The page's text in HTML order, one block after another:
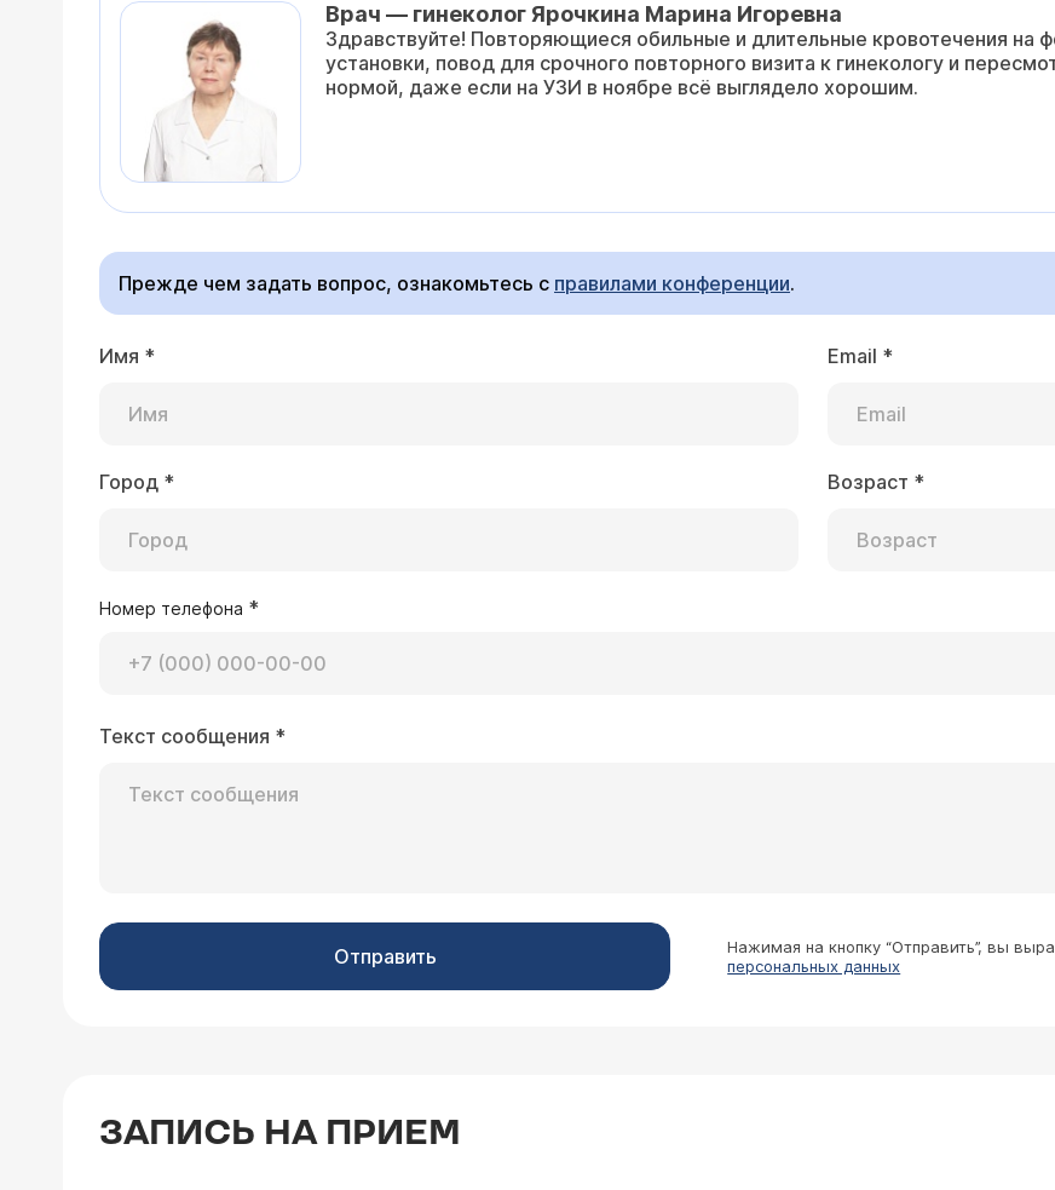
Врач — гинеколог Ярочкина Марина Игоревна
Здравствуйте! Повторяющиеся обильные и длительные кровотечения на
установки, повод для срочного повторного визита к гинекологу и
нормой, даже если на УЗИ в ноябре всё выглядело хорошим.
Прежде чем задать вопрос, ознакомьтесь с правилами конференции.
Имя * Email *
Город * Возраст *
Номер телефона *
Текст сообщения *
Отправить Нажимая на кнопку “Отправить”, вы
персональных данных
ЗАПИСЬ НА ПРИЕМ